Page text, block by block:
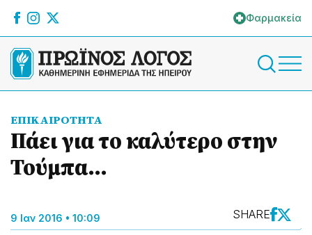
Φαρμακεία
ΕΠΙΚΑΙΡΟΤΗΤΑ
Πάει για το καλύτερο στην
Τούμπα...
9 Ιαν 2016 • 10:09 SHARE